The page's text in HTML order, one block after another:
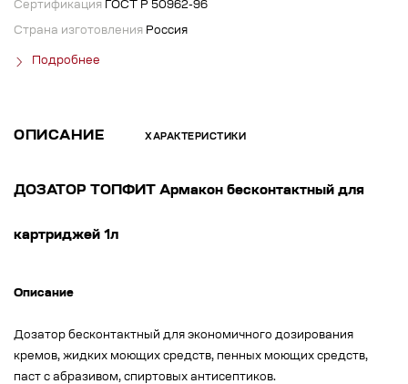
Сертификация ГОСТ Р 50962-96
Страна изготовления Россия
Подробнее
ОПИСАНИЕ ХАРАКТЕРИСТИКИ
ДОЗАТОР ТОПФИТ Армакон бесконтактный для
картриджей 1л
Описание
Дозатор бесконтактный для экономичного дозирования
кремов, жидких моющих средств, пенных моющих средств,
паст с абразивом, спиртовых антисептиков.